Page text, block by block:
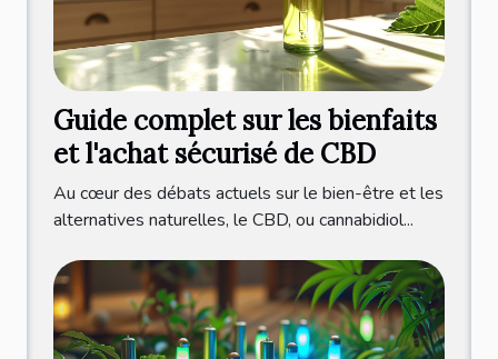
Guide complet sur les bienfaits
et l'achat sécurisé de CBD
Au cœur des débats actuels sur le bien-être et les
alternatives naturelles, le CBD, ou cannabidiol...